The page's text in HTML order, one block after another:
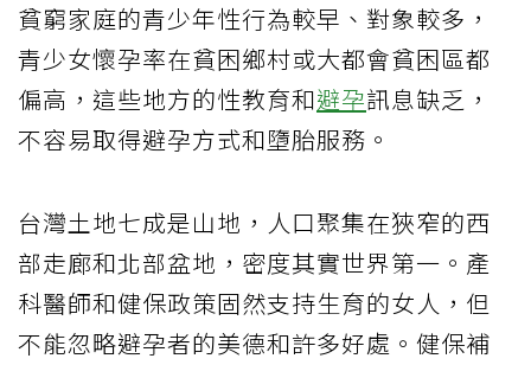
貧窮家庭的青少年性行為較早、對象較多，
青少女懷孕率在貧困鄉村或大都會貧困區都
偏高，這些地方的性教育和避孕訊息缺乏，
不容易取得避孕方式和墮胎服務。
台灣土地七成是山地，人口聚集在狹窄的西
部走廊和北部盆地，密度其實世界第一。產
科醫師和健保政策固然支持生育的女人，但
不能忽略避孕者的美德和許多好處。健保補